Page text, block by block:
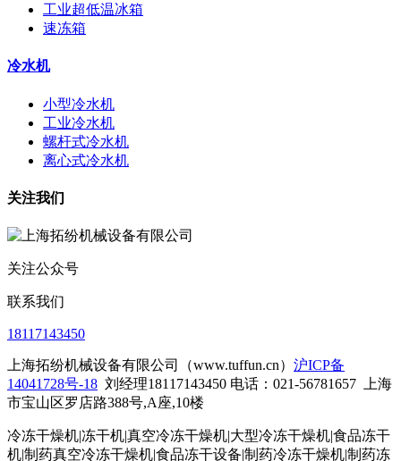
工业超低温冰箱
速冻箱
冷水机
小型冷水机
工业冷水机
螺杆式冷水机
离心式冷水机
关注我们
关注公众号
联系我们
18117143450
上海拓纷机械设备有限公司（www.tuffun.cn） 沪ICP备
14041728号-18 刘经理18117143450 电话：021-56781657
上海
市宝山区罗店路388号,A座,10楼
冷冻干燥机|冻干机|真空冷冻干燥机|大型冷冻干燥机|食品冻干
机|制药真空冷冻干燥机|食品冻干设备|制药冷冻干燥机|制药冻